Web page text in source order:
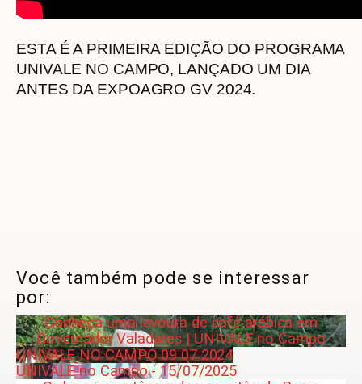
ESTA É A PRIMEIRA EDIÇÃO DO PROGRAMA
UNIVALE NO CAMPO, LANÇADO UM DIA
ANTES DA EXPOAGRO GV 2024.
Você também pode se interessar
por:
Conheça uma lavoura de café arábica em
Governador Valadares | UNIVALE no Campo
UNIVALE NO CAMPO 09 07 2024
UNIVALE no Campo - 15/07/2025